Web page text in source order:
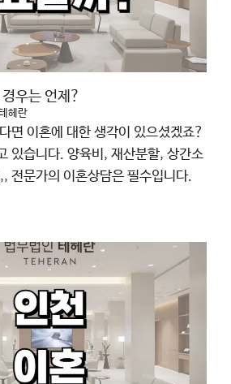
우는 언제?
헤란
면 이혼에 대한 생각이 있으셨겠죠?
있습니다. 양육비, 재산분할, 상간소
전문가의 이혼상담은 필수입니다.